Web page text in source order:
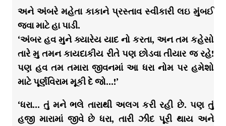
અને અંબરે મહેતા કાકાને પ્રસ્તાવ સ્વીકારી લઇ મુંબઈ
જવા માટે હા પાડી.
‘અંબર હવ મુને ક્યારેય યાદ નો કરતા, અન તમ કહેસો
તારે મુ તમન કાયદાકીય રીતે પણ છોડવા તીયાર જ રહે!
પણ હવ તમ તમારા જીવનમાં આ ધરા નોમ પર હમેશો
માટે પૂર્ણવિરામ મૂકી દે જો…!’
‘ધરા… તું મને ભલે તારાથી અલગ કરી રહી છે. પણ તું
હજી મારામાં જીવે છે ધરા, તારી ઝીદ પૂરી થાય અને